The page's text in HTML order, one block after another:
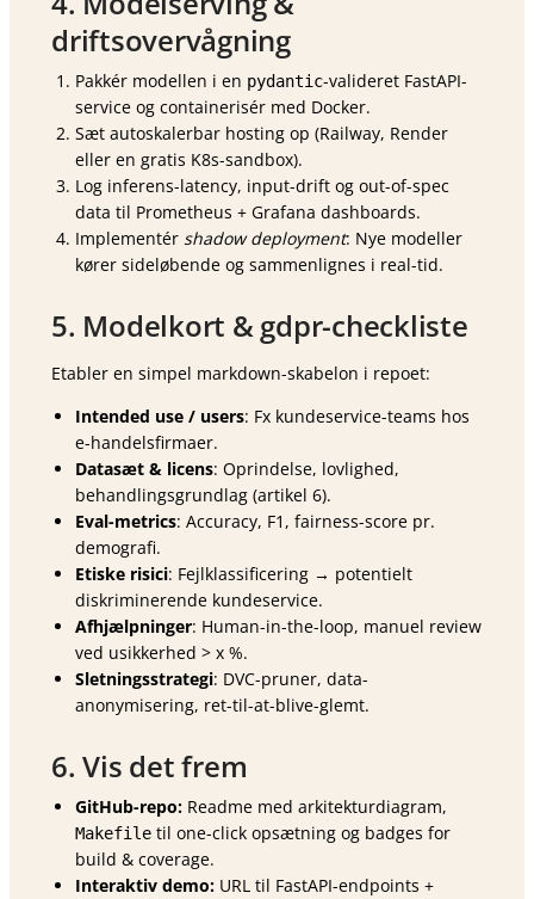
driftsovervågning
Pakkér modellen i en pydantic-valideret FastAPI-
service og containerisér med Docker.
Sæt autoskalerbar hosting op (Railway, Render
eller en gratis K8s-sandbox).
Log inferens-latency, input-drift og out-of-spec
data til Prometheus + Grafana dashboards.
Implementér shadow deployment: Nye modeller
kører sideløbende og sammenlignes i real-tid.
5. Modelkort & gdpr-checkliste
Etabler en simpel markdown-skabelon i repoet:
Intended use / users: Fx kundeservice-teams hos
e-handels­firmaer.
Datasæt & licens: Oprindelse, lovlighed,
behandlings­grundlag (artikel 6).
Eval-metrics: Accuracy, F1, fairness-score pr.
demografi.
Etiske risici: Fejlklassificering → potentielt
diskriminerende kundeservice.
Afhjælpninger: Human-in-the-loop, manuel review
ved usikkerhed > x %.
Sletningsstrategi: DVC-pruner, data-
anonymisering, ret-til-at-blive-glemt.
6. Vis det frem
GitHub-repo: Readme med arkitekturdiagram,
Makefile til one-click opsætning og badges for
build & coverage.
Interaktiv demo: URL til FastAPI-endpoints +